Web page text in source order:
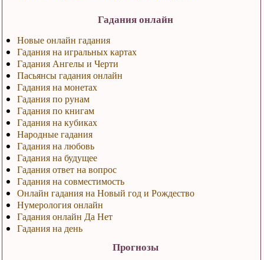
Гадания онлайн
Новые онлайн гадания
Гадания на игральных картах
Гадания Ангелы и Черти
Пасьянсы гадания онлайн
Гадания на монетах
Гадания по рунам
Гадания по книгам
Гадания на кубиках
Народные гадания
Гадания на любовь
Гадания на будущее
Гадания ответ на вопрос
Гадания на совместимость
Онлайн гадания на Новый год и Рождество
Нумерология онлайн
Гадания онлайн Да Нет
Гадания на день
Прогнозы